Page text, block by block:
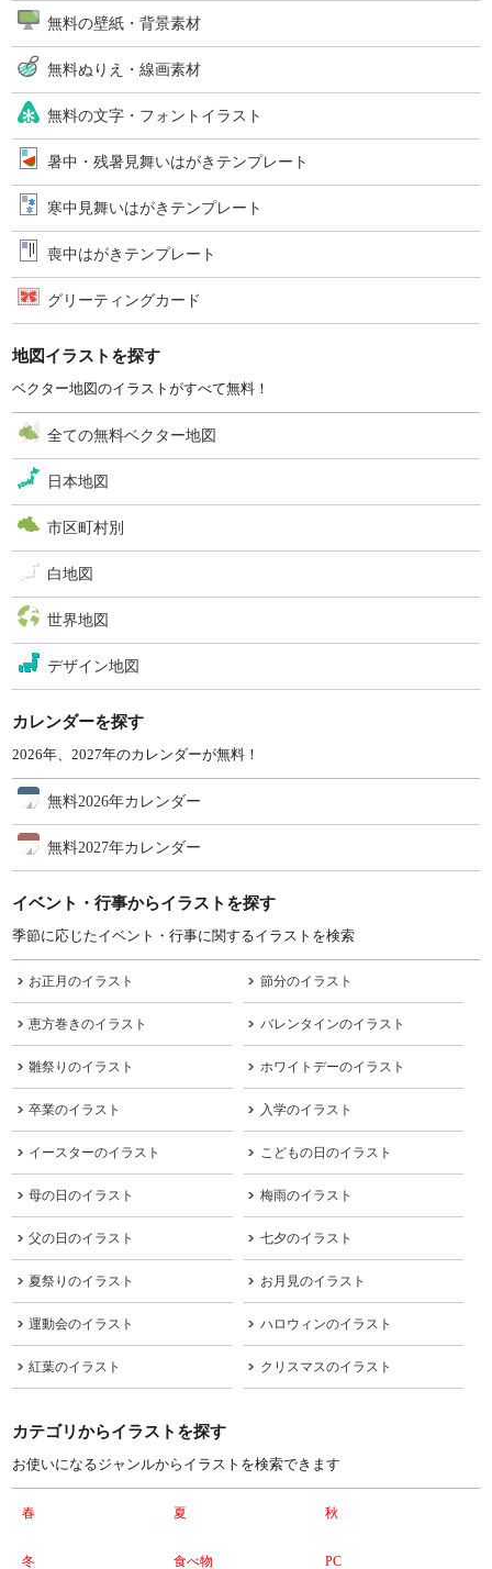
無料の壁紙・背景素材
無料ぬりえ・線画素材
無料の文字・フォントイラスト
暑中・残暑見舞いはがきテンプレート
寒中見舞いはがきテンプレート
喪中はがきテンプレート
グリーティングカード
地図イラストを探す
ベクター地図のイラストがすべて無料！
全ての無料ベクター地図
日本地図
市区町村別
白地図
世界地図
デザイン地図
カレンダーを探す
2026年、2027年のカレンダーが無料！
無料2026年カレンダー
無料2027年カレンダー
イベント・行事からイラストを探す
季節に応じたイベント・行事に関するイラストを検索
お正月のイラスト 節分のイラスト
恵方巻きのイラスト バレンタインのイラスト
雛祭りのイラスト ホワイトデーのイラスト
卒業のイラスト 入学のイラスト
イースターのイラスト こどもの日のイラスト
母の日のイラスト 梅雨のイラスト
父の日のイラスト 七夕のイラスト
夏祭りのイラスト お月見のイラスト
運動会のイラスト ハロウィンのイラスト
紅葉のイラスト クリスマスのイラスト
カテゴリからイラストを探す
お使いになるジャンルからイラストを検索できます
春 夏 秋
冬 食べ物 PC